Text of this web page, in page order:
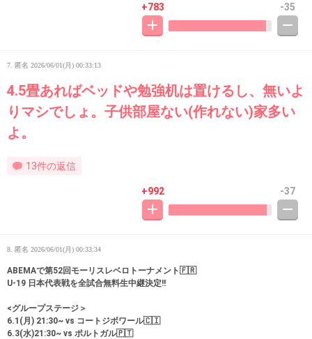
+783 -35
7. 匿名 2026/06/01(月) 00:33:13
4.5畳あればベッドや勉強机は置けるし、無いよ
りマシでしょ。子供部屋ない(作れない)家多い
よ。
13件の返信
+992 -37
8. 匿名 2026/06/01(月) 00:33:34
ABEMAで第52回モーリスレベロトーナメント🇫🇷
U-19 日本代表戦を全試合無料生中継決定!!
<グループステージ＞
6.1(月) 21:30~ vs コートジボワール🇨🇮
6.3(水)21:30~ vs ポルトガル🇵🇹